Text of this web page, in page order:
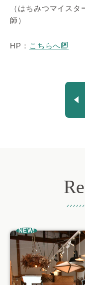
（はちみつマイス
師）
HP： こちらへ
NEW!